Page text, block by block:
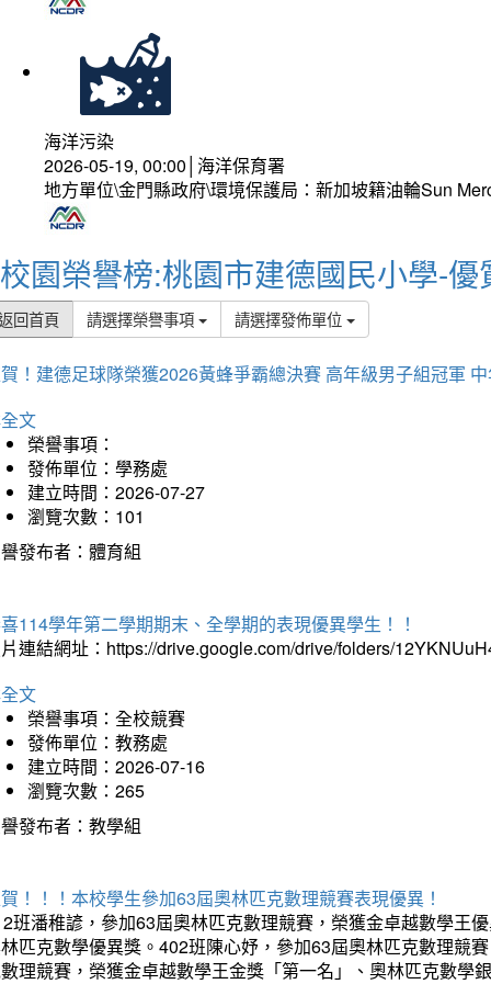
海洋污染
2026-05-19, 00:00│海洋保育署
地方單位\金門縣政府\環境保護局：新加坡籍油輪Sun
校園榮譽榜:桃園市建德國民小學-優
回首頁 請選擇榮譽事項 請選擇發佈單位
！建德足球隊榮獲2026黃蜂爭霸總決賽 高年級男子組冠軍
文
榮譽事項：
發佈單位：學務處
建立時間：2026-07-27
瀏覽次數：101
發布者：體育組
114學年第二學期期末、全學期的表現優異學生！！
連結網址：https://drive.google.com/drive/folders/
文
榮譽事項：全校競賽
發佈單位：教務處
建立時間：2026-07-16
瀏覽次數：265
發布者：教學組
！！！本校學生參加63屆奧林匹克數理競賽表現優異！
班潘稚諺，參加63屆奧林匹克數理競賽，榮獲金卓越數學王
匹克數學優異獎。402班陳心妤，參加63屆奧林匹克數理競
理競賽，榮獲金卓越數學王金獎「第一名」、奧林匹克數學